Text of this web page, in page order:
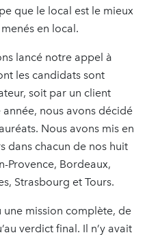
que le local est le mieux
en local.
lancé notre appel à
les candidats sont
soit par un client
nous avons décidé
Nous avons mis en
dans chacun de nos huit
Provence, Bordeaux,
Strasbourg et Tours.
une mission complète, de
verdict final. Il n’y avait